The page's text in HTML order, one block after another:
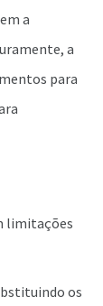
a
a
para
limitações
os